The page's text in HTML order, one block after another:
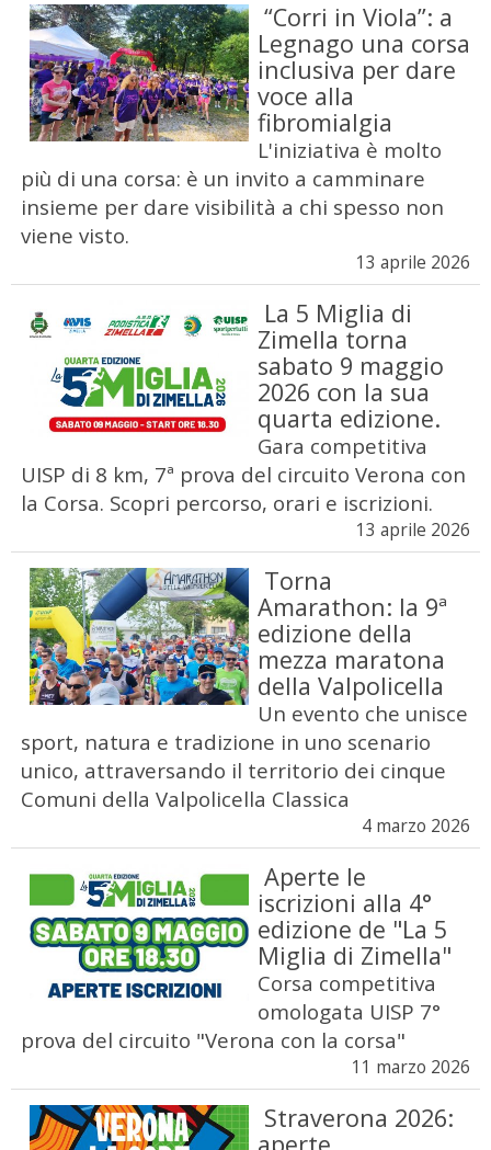
“Corri in Viola”: a
Legnago una corsa
inclusiva per dare
voce alla
fibromialgia
L'iniziativa è molto
più di una corsa: è un invito a camminare
insieme per dare visibilità a chi spesso non
viene visto.
13 aprile 2026
La 5 Miglia di
Zimella torna
sabato 9 maggio
2026 con la sua
quarta edizione.
Gara competitiva
UISP di 8 km, 7ª prova del circuito Verona con
la Corsa. Scopri percorso, orari e iscrizioni.
13 aprile 2026
Torna
Amarathon: la 9ª
edizione della
mezza maratona
della Valpolicella
Un evento che unisce
sport, natura e tradizione in uno scenario
unico, attraversando il territorio dei cinque
Comuni della Valpolicella Classica
4 marzo 2026
Aperte le
iscrizioni alla 4°
edizione de "La 5
Miglia di Zimella"
Corsa competitiva
omologata UISP 7°
prova del circuito "Verona con la corsa"
11 marzo 2026
Straverona 2026: